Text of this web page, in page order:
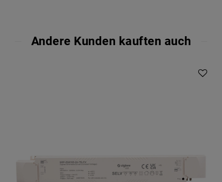
Andere Kunden kauften auch